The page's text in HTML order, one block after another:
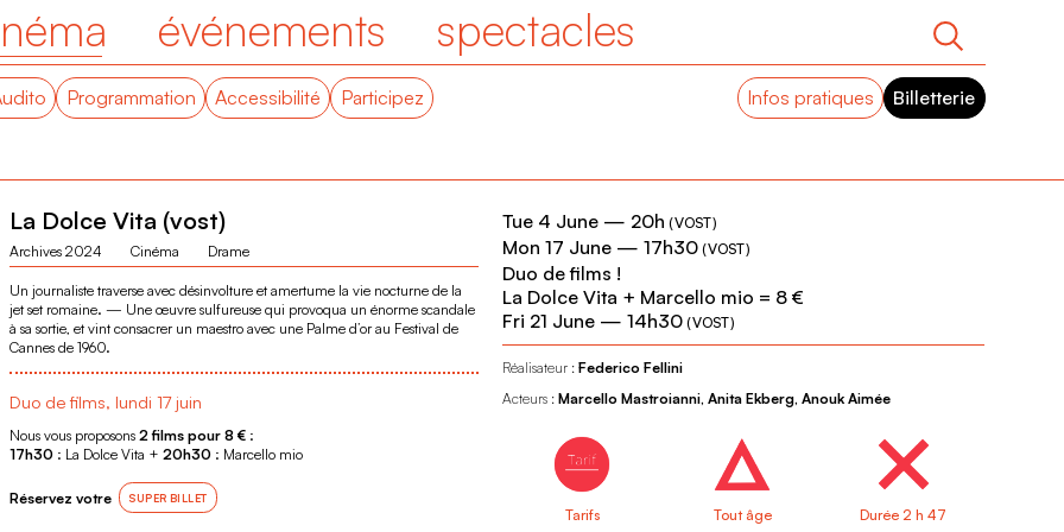
événements spectacles
Programmation Accessibilité Participez Infos pratiques Billetterie
La Dolce Vita (vost)
Archives 2024 Cinéma Drame
Un journaliste traverse avec désinvolture et amertume la vie nocturne de la
jet set romaine. — Une œuvre sulfureuse qui provoqua un énorme scandale
à sa sortie, et vint consacrer un maestro avec une Palme d’or au Festival de
Cannes de 1960.
Duo de films, lundi 17 juin
Nous vous proposons 2 films pour 8 €:
17h30: La Dolce Vita + 20h30: Marcello mio
Réservez votre SUPER BILLET
Tue 4 June— 20h (VOST)
Mon 17 June— 17h30(VOST)
Duo de films !
La Dolce Vita + Marcello mio = 8 €
Fri 21 June— 14h30(VOST)
Réalisateur : Federico Fellini
Acteurs : Marcello Mastroianni, Anita Ekberg, Anouk Aimée
Tarifs Tout âge Durée 2 h 47